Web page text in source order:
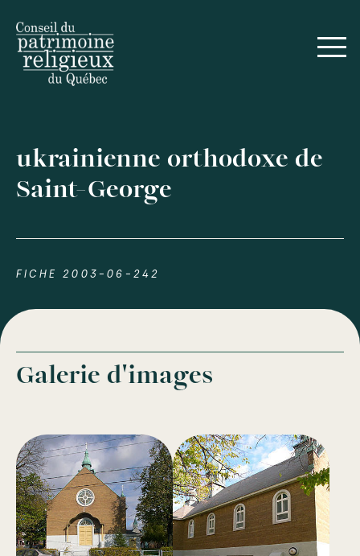
ukrainienne orthodoxe de
Saint-George
FICHE 2003-06-242
Galerie d'images